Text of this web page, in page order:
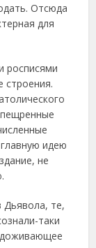
Отсюда
для
росписями
строения.
идею
не
Дьявола, те,
таки
доживающее